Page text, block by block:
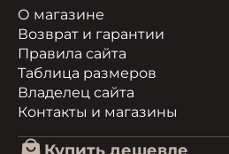
О магазине
Возврат и гарантии
Правила сайта
Таблица размеров
Владелец сайта
Контакты и магазины